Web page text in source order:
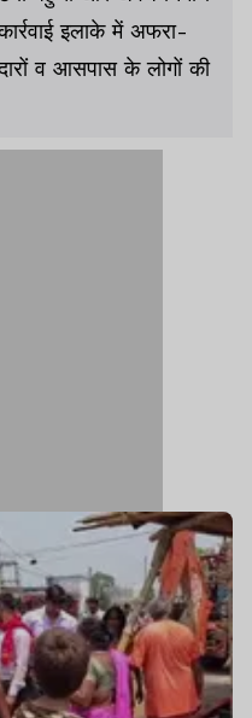
इलाके में अफरा-
व आसपास के लोगों की